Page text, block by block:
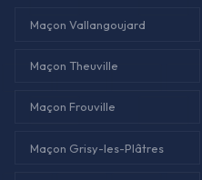
Maçon Vallangoujard
Maçon Theuville
Maçon Frouville
Maçon Grisy-les-Plâtres